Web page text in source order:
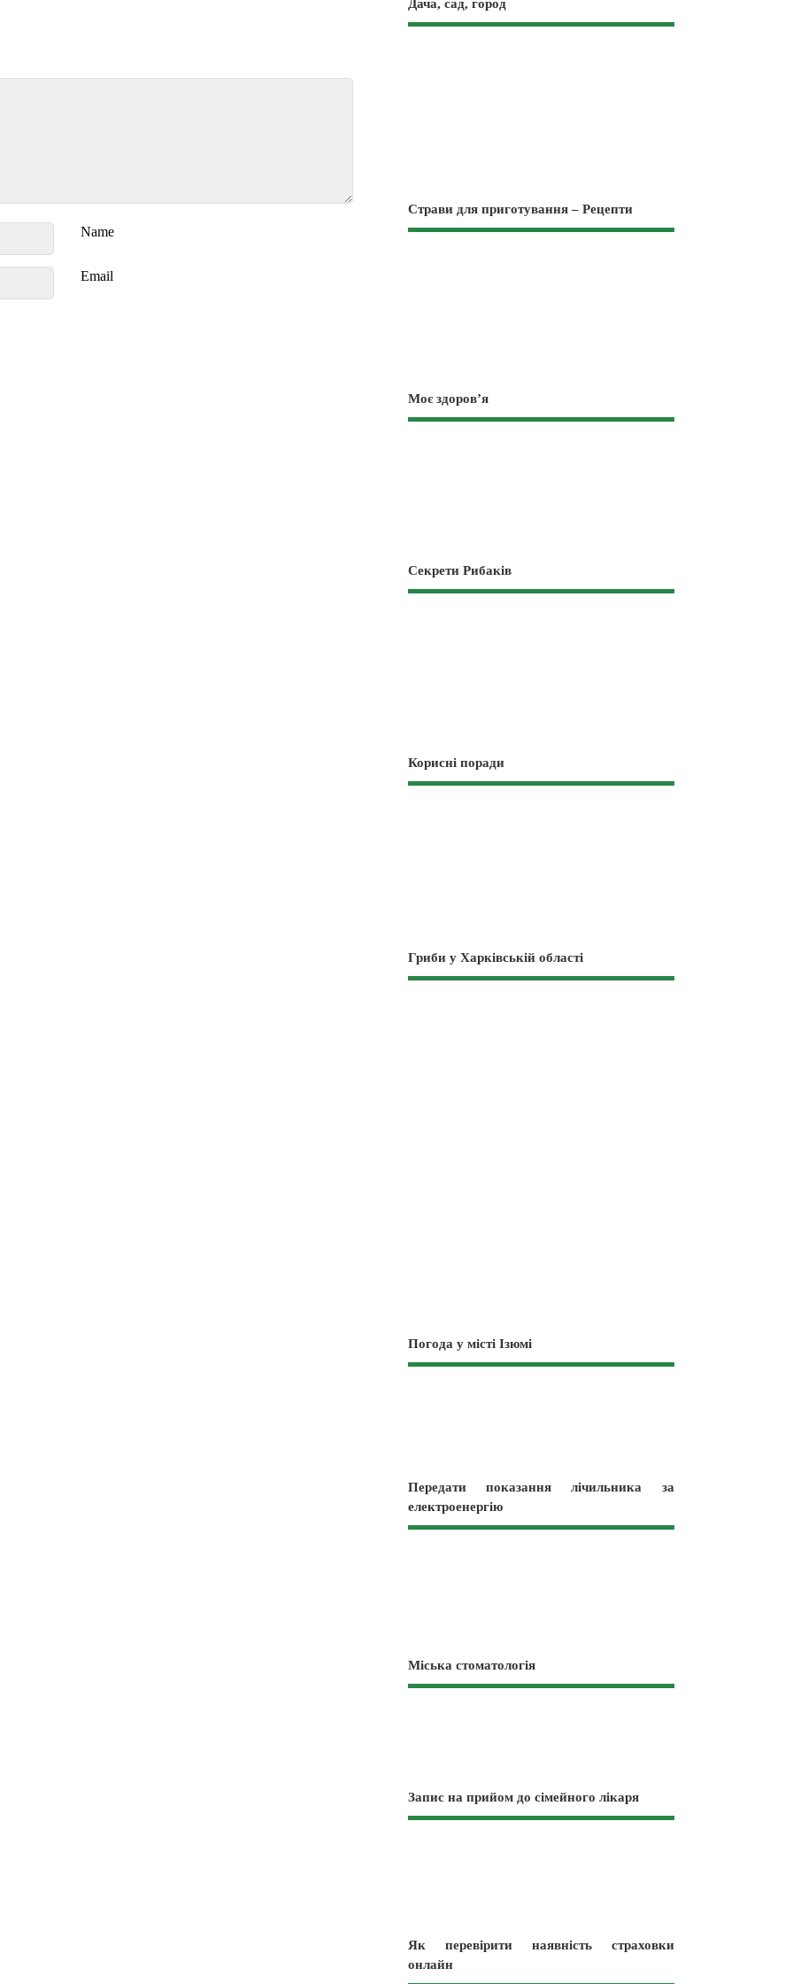
Name
Email
Дача, сад, город
Страви для приготування – Рецепти
Моє здоров’я
Секрети Рибаків
Корисні поради
Гриби у Харківській області
Погода у місті Ізюмі
Передати показання лічильника за
електроенергію
Міська стоматологія
Запис на прийом до сімейного лікаря
Як перевірити наявність страховки
онлайн